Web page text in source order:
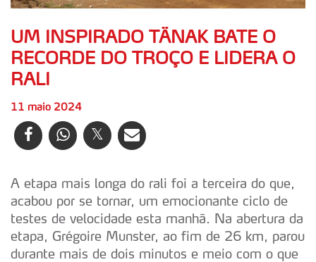
UM INSPIRADO TÄNAK BATE O
RECORDE DO TROÇO E LIDERA O
RALI
11 maio 2024
A etapa mais longa do rali foi a terceira do que,
acabou por se tornar, um emocionante ciclo de
testes de velocidade esta manhã. Na abertura da
etapa, Grégoire Munster, ao fim de 26 km, parou
durante mais de dois minutos e meio com o que